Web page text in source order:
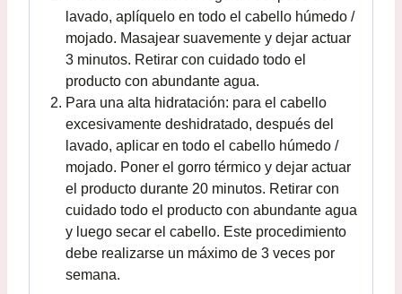
lavado, aplíquelo en todo el cabello húmedo /
mojado. Masajear suavemente y dejar actuar
3 minutos. Retirar con cuidado todo el
producto con abundante agua.
Para una alta hidratación: para el cabello
excesivamente deshidratado, después del
lavado, aplicar en todo el cabello húmedo /
mojado. Poner el gorro térmico y dejar actuar
el producto durante 20 minutos. Retirar con
cuidado todo el producto con abundante agua
y luego secar el cabello. Este procedimiento
debe realizarse un máximo de 3 veces por
semana.